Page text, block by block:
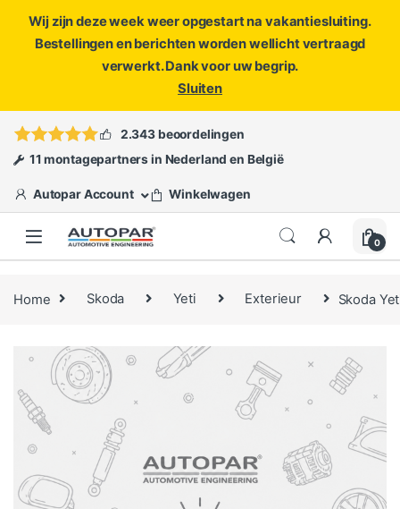
Wij zijn deze week weer opgestart na vakantiesluiting.
Bestellingen en berichten worden wellicht vertraagd
verwerkt. Dank voor uw begrip.
Sluiten
ofopen een ticket
2.343 beoordelingen
11 montagepartners in Nederland en België
Autopar Account Winkelwagen
0
Home Skoda Yeti Exterieur Skoda